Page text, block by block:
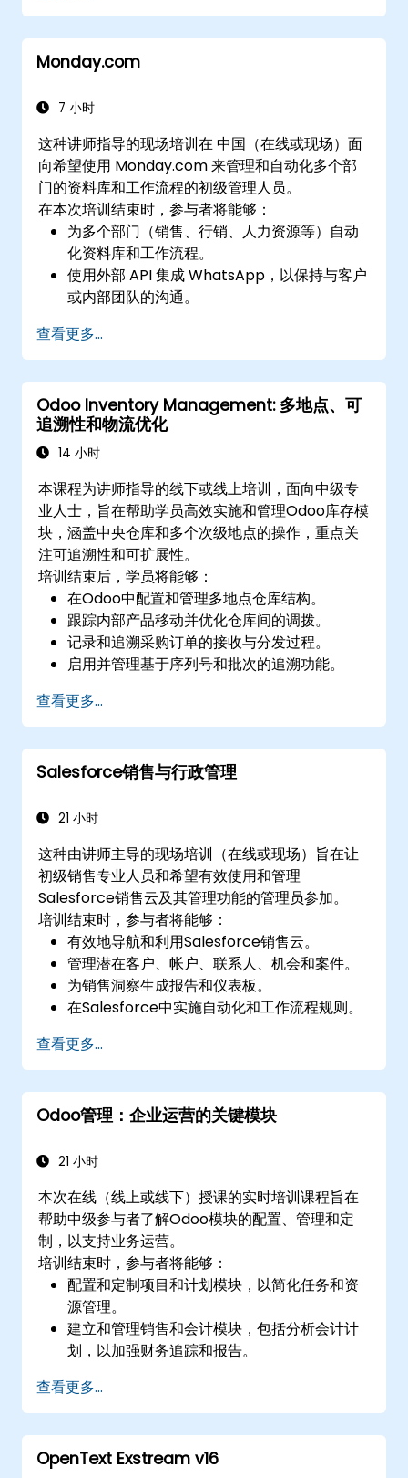
第三方工具集成。
Monday.com
7 小时
这种讲师指导的现场培训在 中国（在线或现场）面
向希望使用 Monday.com 来管理和自动化多个部
门的资料库和工作流程的初级管理人员。
在本次培训结束时，参与者将能够：
为多个部门（销售、行销、人力资源等）自动
化资料库和工作流程。
使用外部 API 集成 WhatsApp，以保持与客户
或内部团队的沟通。
优化运营。
充分利用 Monday's WorkManagement、
CRM 和 WorkForms 模组，实现最高效率。
查看更多...
Odoo Inventory Management: 多地点、可
追溯性和物流优化
14 小时
本课程为讲师指导的线下或线上培训，面向中级专
业人士，旨在帮助学员高效实施和管理Odoo库存模
块，涵盖中央仓库和多个次级地点的操作，重点关
注可追溯性和可扩展性。
培训结束后，学员将能够：
在Odoo中配置和管理多地点仓库结构。
跟踪内部产品移动并优化仓库间的调拨。
记录和追溯采购订单的接收与分发过程。
启用并管理基于序列号和批次的追溯功能。
系统。
查看更多...
Salesforce销售与行政管理
21 小时
这种由讲师主导的现场培训（在线或现场）旨在让
初级销售专业人员和希望有效使用和管理
Salesforce销售云及其管理功能的管理员参加。
培训结束时，参与者将能够：
有效地导航和利用Salesforce销售云。
管理潜在客户、帐户、联系人、机会和案件。
为销售洞察生成报告和仪表板。
在Salesforce中实施自动化和工作流程规则。
将Salesforce与Power BI、Tableau和其他工
具集成在一起，以进行实时数据分析。
查看更多...
Odoo管理：企业运营的关键模块
21 小时
本次在线（线上或线下）授课的实时培训课程旨在
帮助中级参与者了解Odoo模块的配置、管理和定
制，以支持业务运营。
培训结束时，参与者将能够：
配置和定制项目和计划模块，以简化任务和资
源管理。
建立和管理销售和会计模块，包括分析会计计
划，以加强财务追踪和报告。
户关系管理流程。
利用设置模块实施全系统的定制和集成。
优化Odoo的功能，以符合组织需求。
查看更多...
OpenText Exstream v16